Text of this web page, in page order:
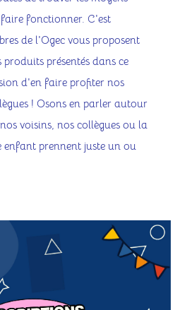
fonctionner. C'est
de l'Ogec vous proposent
présentés dans ce
d'en faire profiter nos
! Osons en parler autour
voisins, nos collègues ou la
prennent juste un ou